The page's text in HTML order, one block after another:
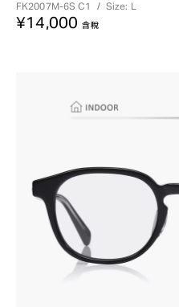
FK2007M-6SC1 / Size: L
¥14,000 含稅